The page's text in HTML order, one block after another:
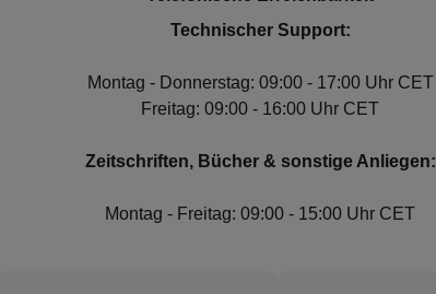
Technischer Support:
Montag - Donnerstag: 09:00 - 17:00 Uhr CET
Freitag: 09:00 - 16:00 Uhr CET
Zeitschriften, Bücher & sonstige Anliegen:
Montag - Freitag: 09:00 - 15:00 Uhr CET